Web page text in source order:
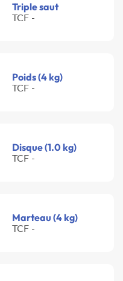
Triple saut
TCF -
Poids (4 kg)
TCF -
Disque (1.0 kg)
TCF -
Marteau (4 kg)
TCF -